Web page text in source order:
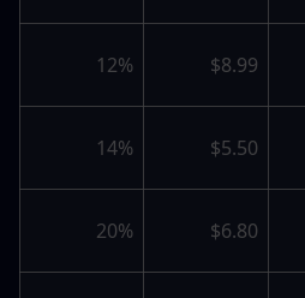
$8.99
12%
$5.50
14%
$6.80
20%